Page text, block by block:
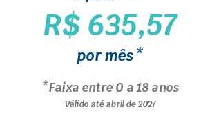
R$ 635,57
por mês*
*Faixa entre 0 a 18 anos
Válido até abril de 2027